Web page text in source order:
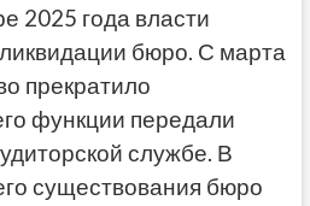
2025 года власти
бюро. С марта
прекратило
функции передали
службе. В
существования бюро